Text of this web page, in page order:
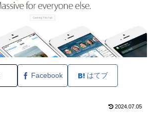
Facebook はてブ
2024.07.05